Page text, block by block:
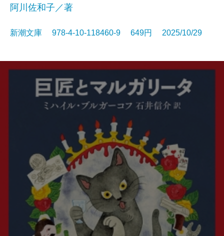
阿川佐和子／著
新潮文庫 978-4-10-118460-9 649円 2025/10/29